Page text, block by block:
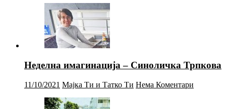
Неделна имагинација – Синоличка Трпкова
11/10/2021 Мајка Ти и Татко Ти Нема Коментари